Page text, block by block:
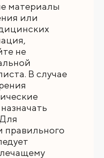
материалы
или
не
В случае
правильного